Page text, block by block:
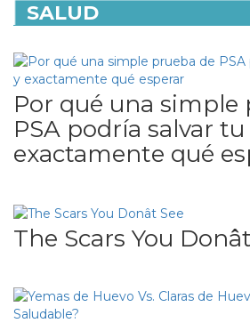
SALUD
Por qué una simple
PSA podría salvar
exactamente qué
The Scars You